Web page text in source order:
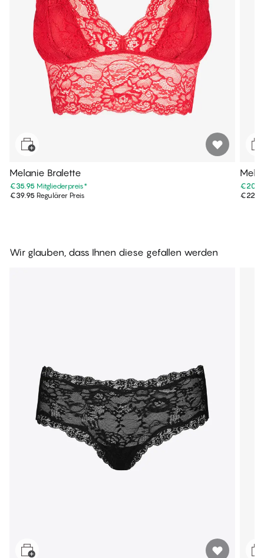
Melanie Bralette
€35.95 Mitgliederpreis*
€39.95 Regulärer Preis
Wir glauben, dass Ihnen diese gefallen werden